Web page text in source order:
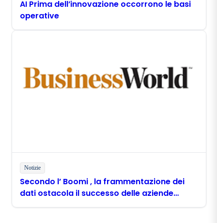
AI Prima dell’innovazione occorrono le basi
operative
Notizie
Secondo l’ Boomi , la frammentazione dei
dati ostacola il successo delle aziende
filippine nell’ambito dell’ AI